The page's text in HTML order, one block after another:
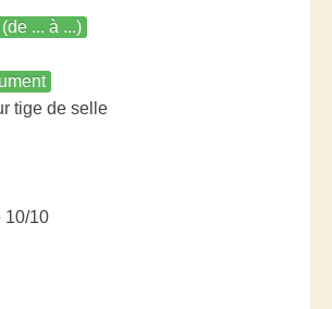
... à ...)
tige de selle
10/10